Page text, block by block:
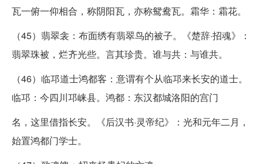
瓦一俯一仰相合，称阴阳瓦，亦称鸳鸯瓦。霜华：霜花。
（45）翡翠衾：布面绣有翡翠鸟的被子。《楚辞·招魂》：
翡翠珠被，烂齐光些。言其珍贵。谁与共：与谁共。
（46）临邛道士鸿都客：意谓有个从临邛来长安的道士。
临邛：今四川邛崃县。鸿都：东汉都城洛阳的宫门
名，这里借指长安。《后汉书·灵帝纪》：光和元年二月，
始置鸿都门学士。